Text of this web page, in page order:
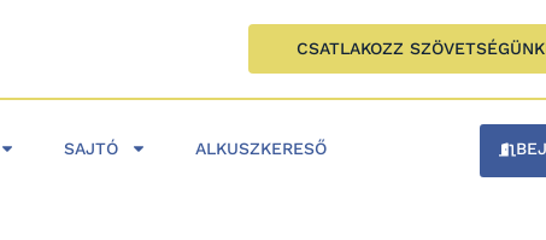
CSATLAKOZZ
SAJTÓ ALKUSZKERESŐ